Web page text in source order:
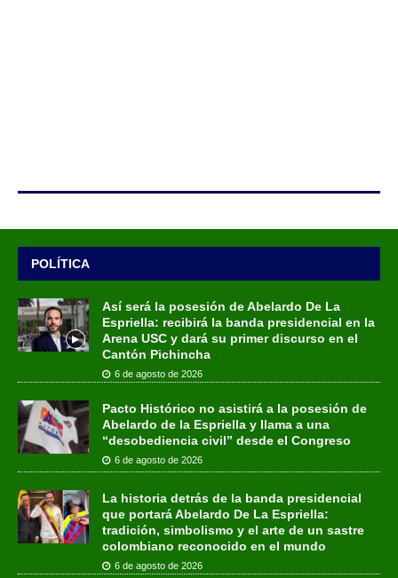
POLÍTICA
Así será la posesión de Abelardo De La
Espriella: recibirá la banda presidencial en la
Arena USC y dará su primer discurso en el
Cantón Pichincha
6 de agosto de 2026
Pacto Histórico no asistirá a la posesión de
Abelardo de la Espriella y llama a una
“desobediencia civil” desde el Congreso
6 de agosto de 2026
La historia detrás de la banda presidencial
que portará Abelardo De La Espriella:
tradición, simbolismo y el arte de un sastre
colombiano reconocido en el mundo
6 de agosto de 2026